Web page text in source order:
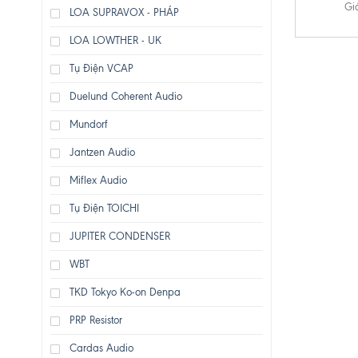
LOA SUPRAVOX - PHÁP
LOA LOWTHER - UK
Tụ Điện VCAP
Duelund Coherent Audio
Mundorf
Jantzen Audio
Miflex Audio
Tụ Điện TOICHI
JUPITER CONDENSER
WBT
TKD Tokyo Ko-on Denpa
PRP Resistor
Cardas Audio